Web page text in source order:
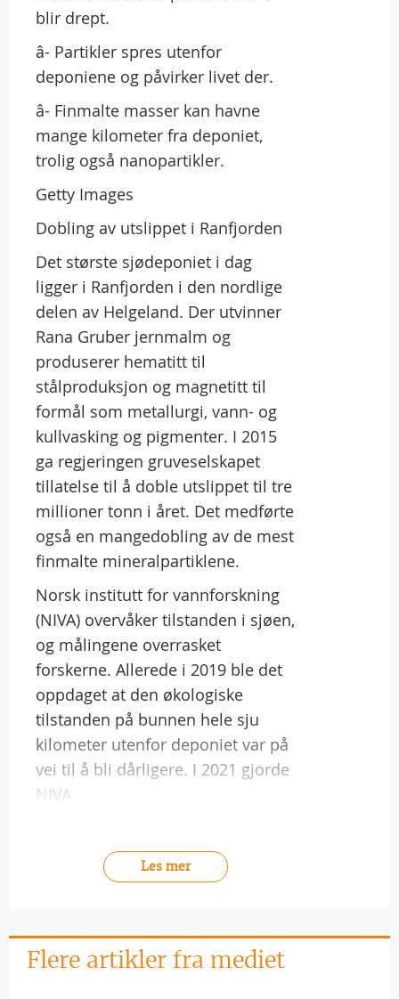
blir drept.
â- Partikler spres utenfor
deponiene og påvirker livet der.
â- Finmalte masser kan havne
mange kilometer fra deponiet,
trolig også nanopartikler.
Getty Images
Dobling av utslippet i Ranfjorden
Det største sjødeponiet i dag
ligger i Ranfjorden i den nordlige
delen av Helgeland. Der utvinner
Rana Gruber jernmalm og
produserer hematitt til
stålproduksjon og magnetitt til
formål som metallurgi, vann- og
kullvasking og pigmenter. I 2015
ga regjeringen gruveselskapet
tillatelse til å doble utslippet til tre
millioner tonn i året. Det medførte
også en mangedobling av de mest
finmalte mineralpartiklene.
Norsk institutt for vannforskning
(NIVA) overvåker tilstanden i sjøen,
og målingene overrasket
forskerne. Allerede i 2019 ble det
oppdaget at den økologiske
tilstanden på bunnen hele sju
kilometer utenfor deponiet var på
vei til å bli dårligere. I 2021 gjorde
NIVA
Les mer
Flere artikler fra mediet